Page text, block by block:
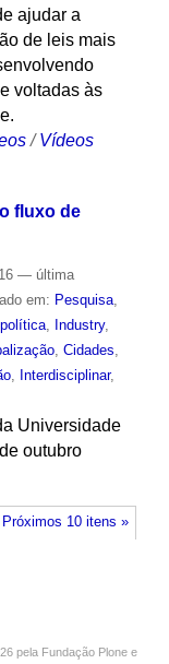
ajudar a
de leis mais
voltadas às
/Vídeos
fluxo de
— última
em: Pesquisa,
, Industry,
, Cidades,
, Interdisciplinar,
Universidade
outubro
Próximos 10 itens »
pela Fundação Plone e